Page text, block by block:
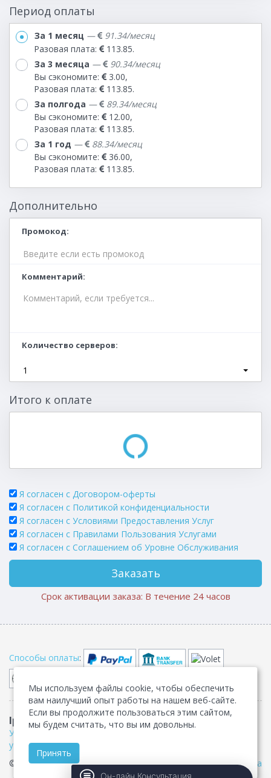
Период оплаты
За 1 месяц —
91.34/месяц
Разовая плата:
113.85.
За 3 месяца —
90.34/месяц
Вы сэкономите:
3.00,
Разовая плата:
113.85.
За полгода —
89.34/месяц
Вы сэкономите:
12.00,
Разовая плата:
113.85.
За 1 год —
88.34/месяц
Вы сэкономите:
36.00,
Разовая плата:
113.85.
Дополнительно
Промокод
Комментарий
Количество серверов
1
Итого к оплате
Я согласен с Договором-оферты
Я согласен с Политикой конфиденциальности
Я согласен с Условиями Предоставления Услуг
Я согласен с Правилами Пользования Услугами
Я согласен c Соглашением об Уровне Обслуживания
Заказать
Срок активации заказа: В течение 24 часов
Способы оплаты:
IpServer.su Договор-оферта•Конфиденциальность
Условия предоставления услуг
Правила пользования
услугами•Соглашение об уровне обслуживания
© IpServer.su 2007-2026. Все права защищены •Карта сайта
Мы используем файлы cookie, чтобы обеспечить
вам наилучший опыт работы на нашем веб-сайте.
Если вы продолжите пользоваться этим сайтом,
мы будем считать, что вы им довольны.
Принять
Он-лайн Консультация